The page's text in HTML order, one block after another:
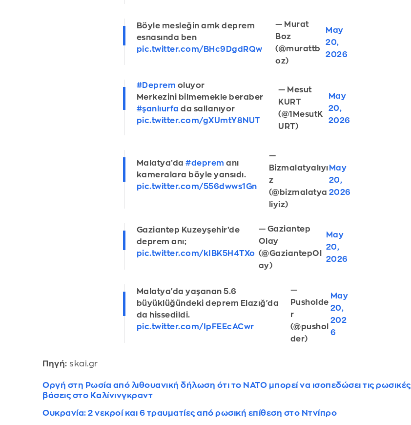
Böyle mesleğin amk deprem
esnasında ben
pic.twitter.com/BHc9DgdRQw
— Murat
Boz
(@murattb
oz)
May
20,
2026
#Deprem oluyor
Merkezini bilmemekle beraber
#şanlıurfa da sallanıyor
pic.twitter.com/gXUmtY8NUT
— Mesut
KURT
(@1MesutK
URT)
May
20,
2026
Malatya’da#deprem anı
kameralara böyle yansıdı.
pic.twitter.com/556dwws1Gn
—
Bizmalatyalıyı
z
(@bizmalatya
liyiz)
May
20,
2026
Gaziantep Kuzeyşehir’de
deprem anı;
pic.twitter.com/kIBK5H4TXo
— Gaziantep
Olay
(@GaziantepOl
ay)
May
20,
2026
Malatya'da yaşanan 5.6
büyüklüğündeki deprem Elazığ'da
da hissedildi.
pic.twitter.com/IpFEEcACwr
—
Pusholde
r
(@pushol
der)
May
20,
202
6
Πηγή: skai.gr
Οργή στη Ρωσία από λιθουανική δήλωση ότι το ΝΑΤΟ μπορεί να ισοπεδώσει τις ρωσικές
βάσεις στο Καλίνινγκραντ
Ουκρανία: 2 νεκροί και 6 τραυματίες από ρωσική επίθεση στο Ντνίπρο